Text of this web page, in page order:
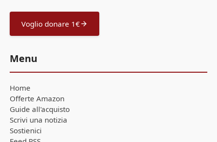
Voglio donare 1€
Menu
Home
Offerte Amazon
Guide all'acquisto
Scrivi una notizia
Sostienici